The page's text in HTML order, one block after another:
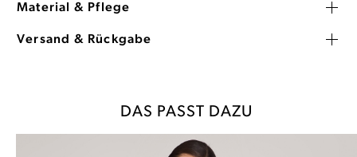
Material & Pflege
Versand & Rückgabe
DAS PASST DAZU